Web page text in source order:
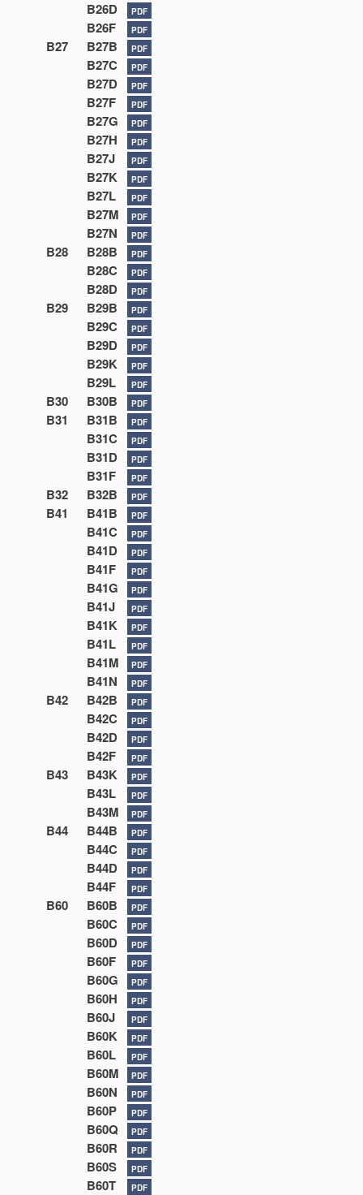
B26D PDF
B26F PDF
B27 B27B PDF
B27C PDF
B27D PDF
B27F PDF
B27G PDF
B27H PDF
B27J PDF
B27K PDF
B27L PDF
B27M PDF
B27N PDF
B28 B28B PDF
B28C PDF
B28D PDF
B29 B29B PDF
B29C PDF
B29D PDF
B29K PDF
B29L PDF
B30 B30B PDF
B31 B31B PDF
B31C PDF
B31D PDF
B31F PDF
B32 B32B PDF
B41 B41B PDF
B41C PDF
B41D PDF
B41F PDF
B41G PDF
B41J PDF
B41K PDF
B41L PDF
B41M PDF
B41N PDF
B42 B42B PDF
B42C PDF
B42D PDF
B42F PDF
B43 B43K PDF
B43L PDF
B43M PDF
B44 B44B PDF
B44C PDF
B44D PDF
B44F PDF
B60 B60B PDF
B60C PDF
B60D PDF
B60F PDF
B60G PDF
B60H PDF
B60J PDF
B60K PDF
B60L PDF
B60M PDF
B60N PDF
B60P PDF
B60Q PDF
B60R PDF
B60S PDF
B60T PDF